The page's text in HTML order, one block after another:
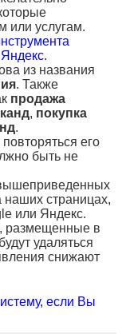
или услугам.
.
из названия
. Также
продажа
, покупка
.
его
быть не
наших страницах,
или Яндекс.
размещенные в
удаляться
снижают
если Вы